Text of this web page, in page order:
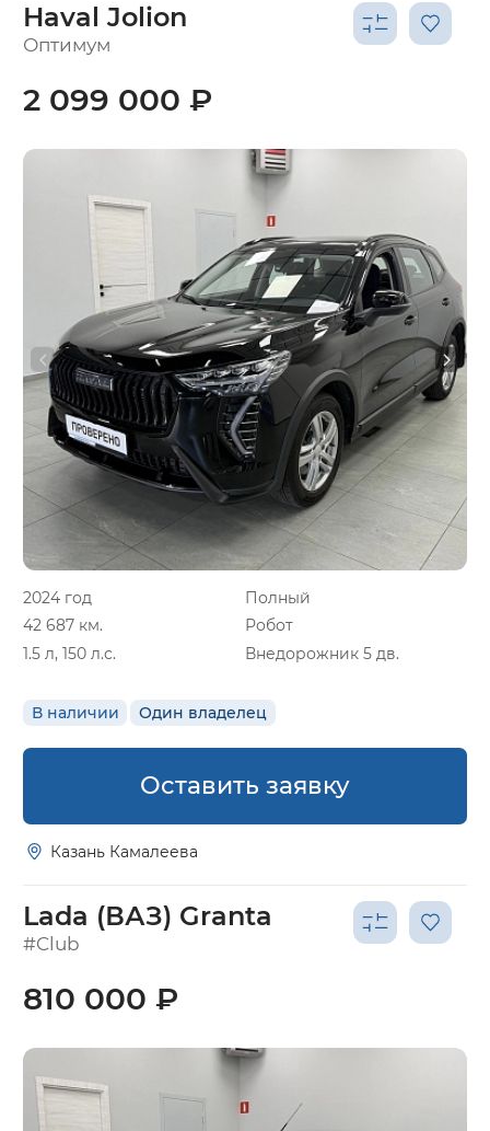
Haval Jolion
Оптимум
2024 год
Полный
42 687 км.
Робот
1.5 л, 150 л.с.
Внедорожник 5 дв.
В наличии Один владелец
2 099 000 ₽
Оставить заявку
Казань Камалеева
Lada (ВАЗ) Granta
#Club
810 000 ₽